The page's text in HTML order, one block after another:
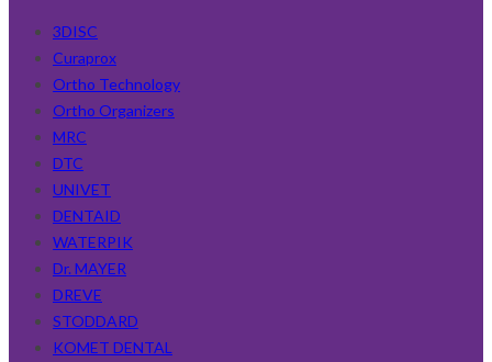
3DISC
Curaprox
Ortho Technology
Ortho Organizers
MRC
DTC
UNIVET
DENTAID
WATERPIK
Dr. MAYER
DREVE
STODDARD
KOMET DENTAL